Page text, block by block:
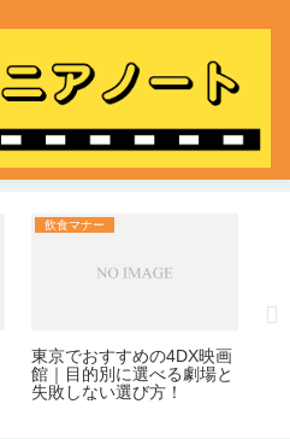
飲食マナー
東京でおすすめの4DX映画
館｜目的別に選べる劇場と
失敗しない選び方！